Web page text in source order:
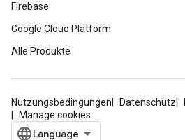
Firebase
Google Cloud Platform
Alle Produkte
Nutzungsbedingungen Datenschutz
Manage cookies